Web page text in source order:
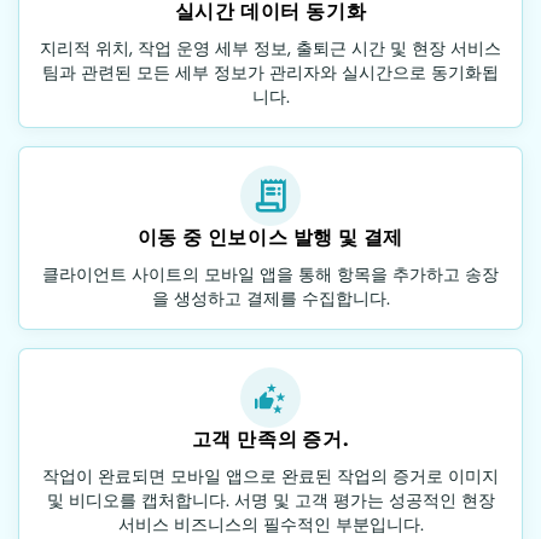
실시간 데이터 동기화
지리적 위치, 작업 운영 세부 정보, 출퇴근 시간 및 현장 서비스
팀과 관련된 모든 세부 정보가 관리자와 실시간으로 동기화됩
니다.
이동 중 인보이스 발행 및 결제
클라이언트 사이트의 모바일 앱을 통해 항목을 추가하고 송장
을 생성하고 결제를 수집합니다.
고객 만족의 증거.
작업이 완료되면 모바일 앱으로 완료된 작업의 증거로 이미지
및 비디오를 캡처합니다. 서명 및 고객 평가는 성공적인 현장
서비스 비즈니스의 필수적인 부분입니다.